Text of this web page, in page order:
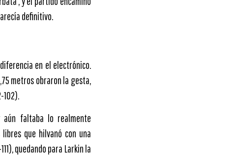
definitivo.
en el electrónico.
metros obraron la gesta,
102).
faltaba lo realmente
que hilvanó con una
quedando para Larkin la